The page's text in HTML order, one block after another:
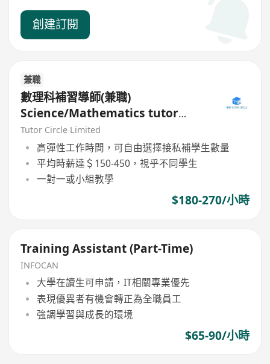
創建訂閱
兼職
數理科補習導師(兼職)
Science/Mathematics tutor
(Part Time)
Tutor Circle Limited
高彈性工作時間，可自由選擇接私補學生數量
平均時薪達＄150-450，視乎不同學生
一對一或小組教學
$180-270/小時
Training Assistant (Part-Time)
INFOCAN
大學在讀生可申請，IT相關專業優先
表現優異者有機會轉正為全職員工
強調學習與成長的環境
$65-90/小時